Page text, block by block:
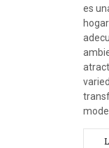
es